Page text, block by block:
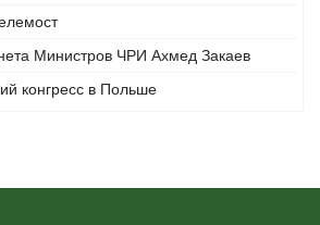
Министров ЧРИ Ахмед Закаев
конгресс в Польше